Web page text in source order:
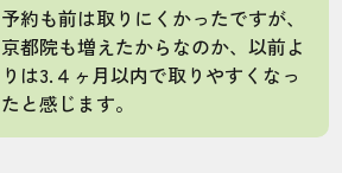
予約も前は取りにくかったですが、
京都院も増えたからなのか、以前よ
りは3.４ヶ月以内で取りやすくなっ
たと感じます。